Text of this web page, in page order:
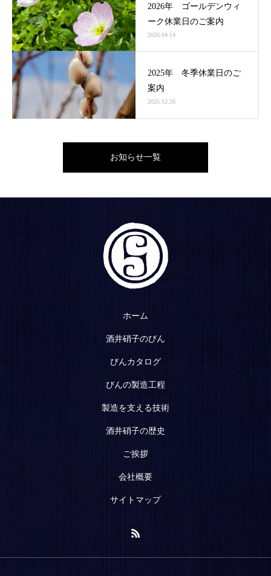
2026年 ゴールデンウィ
ーク休業日のご案内
2026.04.14
2025年 冬季休業日のご
案内
2025.12.26
お知らせ一覧
ホーム
酒井硝子のびん
びんカタログ
びんの製造工程
製造を支える技術
酒井硝子の歴史
ご挨拶
会社概要
サイトマップ